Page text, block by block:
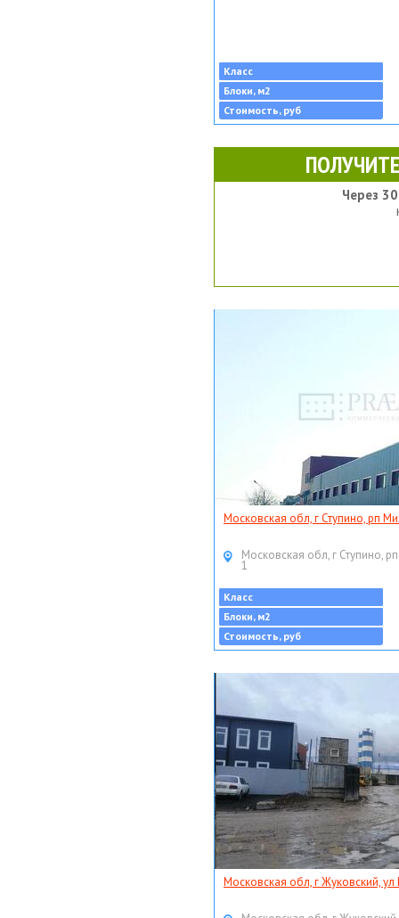
Класс
Блоки, м2
Стоимость, руб
Через
Московская обл, г Ступино, рп
Московская обл, г Ступино,
1
Класс
Блоки, м2
Стоимость, руб
Московская обл, г Жуковский,